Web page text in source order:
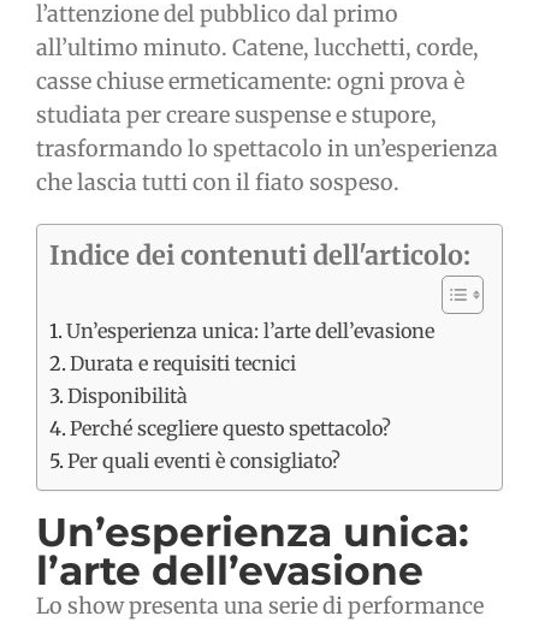
l’attenzione del pubblico dal primo
all’ultimo minuto. Catene, lucchetti, corde,
casse chiuse ermeticamente: ogni prova è
studiata per creare suspense e stupore,
trasformando lo spettacolo in un’esperienza
che lascia tutti con il fiato sospeso.
Indice dei contenuti dell'articolo:
Un’esperienza unica: l’arte dell’evasione
Durata e requisiti tecnici
Disponibilità
Perché scegliere questo spettacolo?
Per quali eventi è consigliato?
Un’esperienza unica:
l’arte dell’evasione
Lo show presenta una serie di performance